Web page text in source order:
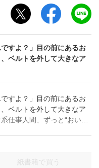
すよ？」目の前にあるお
ベルトを外して大きなア
すよ？」目の前にあるお
ベルトを外して大きなア
事人間、ずっと“おいし
なるきっかけをうかがって
、私にチャンスが巡って
ならくちゃ――！――表題
引マスターの私だけの溺
紙書籍で買う